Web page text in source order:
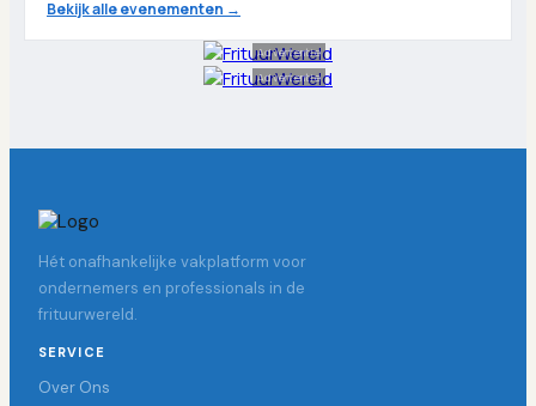
Bekijk alle evenementen →
Advertentie
Advertentie
Hét onafhankelijke vakplatform voor
ondernemers en professionals in de
frituurwereld.
SERVICE
Over Ons